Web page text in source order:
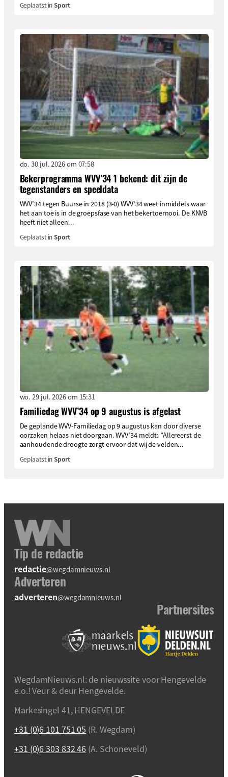
Geplaatst inSport
do. 30 jul. 2026 om 07:58
Bekerprogramma WVV’34 1 bekend: dit zijn de
tegenstanders en speeldata
WVV’34 tegen Buurse in 2018 (3-0) WVV’34 weet inmiddels waar
het aan toe is in de groepsfase van het bekertoernooi. De KNVB
heeft niet alleen...
Geplaatst inSport
wo. 29 jul. 2026 om 15:31
Familiedag WVV’34 op 9 augustus is afgelast
De geplande WVV-Familiedag op 9 augustus kan door diverse
oorzaken helaas niet doorgaan. WVV’34 meldt: ”Allereerst de
aanhoudende droogte zorgt ervoor dat wij de velden...
Geplaatst inSport
Tip de redactie
redactie@wegdamnieuws.nl
Adverteren
adverteren@wegdamnieuws.nl
Partnersites
WegdamNieuws.nl: de nieuwssite voor Hengevelde
e.o.! Veur & deur Hengevelde.
Markesingel 41, HENGEVELDE
+31 (0)6 101 751 05 (R. Wegdam)
+31 (0)6 303 832 46 (A. Schoneveld)